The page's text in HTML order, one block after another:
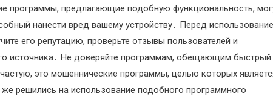
программы, предлагающие подобную функциональность,
нанести вред вашему устройству․ Перед
его репутацию, проверьте отзывы пользователей и
источника․ Не доверяйте программам, обещающим быстрый
это мошеннические программы, целью которых
решились на использование подобного программного